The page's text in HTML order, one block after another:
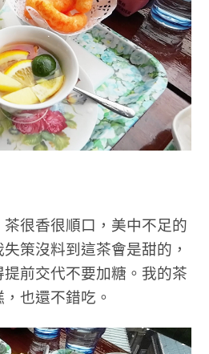
很香很順口，美中不足的
策沒料到這茶會是甜的，
前交代不要加糖。我的茶
也還不錯吃。